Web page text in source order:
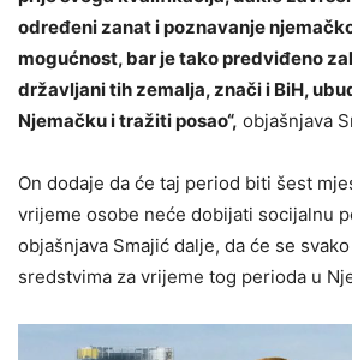
određeni zanat i poznavanje
mogućnost, bar je tako predviđeno
državljani tih zemalja, znači i BiH,
Njemačku i tražiti posao“, objašnjava
On dodaje da će taj period biti šest
vrijeme osobe neće dobijati socijalnu
objašnjava Smajić dalje, da će se
sredstvima za vrijeme tog perioda u